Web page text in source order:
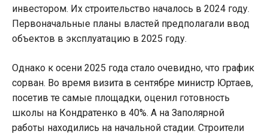
инвестором. Их строительство началось в 2024 году.
Первоначальные планы властей предполагали ввод
объектов в эксплуатацию в 2025 году.
Однако к осени 2025 года стало очевидно, что график
сорван. Во время визита в сентябре министр Юртаев,
посетив те самые площадки, оценил готовность
школы на Кондратенко в 40%. А на Заполярной
работы находились на начальной стадии. Строители